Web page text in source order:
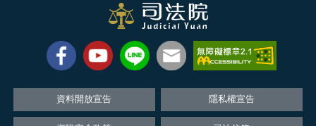
資料開放宣告 隱私權宣告